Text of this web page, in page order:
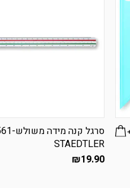
סרגל קנה
STAEDTLER
₪19.90